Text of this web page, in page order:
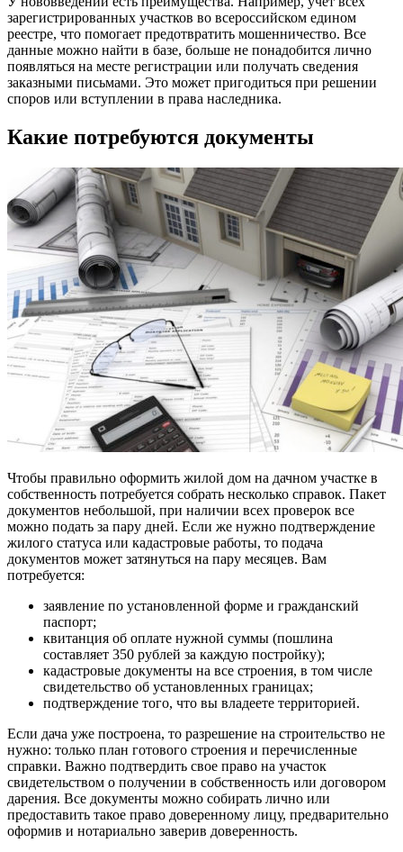
зарегистрированных участков во всероссийском едином
реестре, что помогает предотвратить мошенничество. Все
данные можно найти в базе, больше не понадобится лично
появляться на месте регистрации или получать сведения
заказными письмами. Это может пригодиться при решении
споров или вступлении в права наследника.
Какие потребуются документы
Чтобы правильно оформить жилой дом на дачном участке в
собственность потребуется собрать несколько справок. Пакет
документов небольшой, при наличии всех проверок все
можно подать за пару дней. Если же нужно подтверждение
жилого статуса или кадастровые работы, то подача
документов может затянуться на пару месяцев. Вам
потребуется:
заявление по установленной форме и гражданский
паспорт;
квитанция об оплате нужной суммы (пошлина
составляет 350 рублей за каждую постройку);
кадастровые документы на все строения, в том числе
свидетельство об установленных границах;
подтверждение того, что вы владеете территорией.
Если дача уже построена, то разрешение на строительство не
нужно: только план готового строения и перечисленные
справки. Важно подтвердить свое право на участок
свидетельством о получении в собственность или договором
дарения. Все документы можно собирать лично или
предоставить такое право доверенному лицу, предварительно
оформив и нотариально заверив доверенность.